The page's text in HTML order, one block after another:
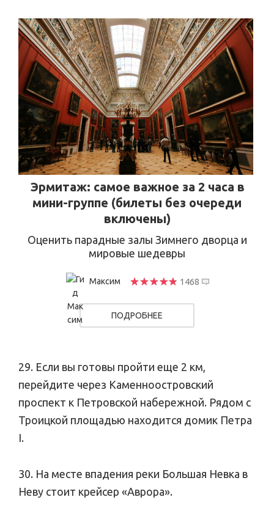
Эрмитаж: самое важное за 2 часа в
мини-группе (билеты без очереди
включены)
Оценить парадные залы Зимнего дворца и
мировые шедевры
Максим 1468
ПОДРОБНЕЕ
29. Если вы готовы пройти еще 2 км,
перейдите через Каменноостровский
проспект к Петровской набережной. Рядом с
Троицкой площадью находится домик Петра
I.
30. На месте впадения реки Большая Невка в
Неву стоит крейсер «Аврора».